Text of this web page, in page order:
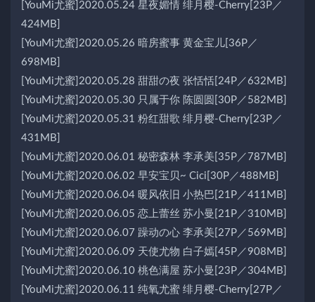
[YouMi尤蜜]2020.05.24 星夜媚情 绯月樱-Cherry[23P／
424MB]
[YouMi尤蜜]2020.05.26 暗房蜜事 黄金宝儿[36P／
698MB]
[YouMi尤蜜]2020.05.28 甜甜の夜 张恬恬[24P／632MB]
[YouMi尤蜜]2020.05.30 只属于你 陈圆圆[30P／582MB]
[YouMi尤蜜]2020.05.31 粉红甜歌 绯月樱-Cherry[23P／
431MB]
[YouMi尤蜜]2020.06.01 秘密森林 李承美[35P／787MB]
[YouMi尤蜜]2020.06.02 早安宝贝~ Cici[30P／488MB]
[YouMi尤蜜]2020.06.04 暖风依旧 小热巴[21P／411MB]
[YouMi尤蜜]2020.06.05 恋上蕾丝 苏小曼[21P／310MB]
[YouMi尤蜜]2020.06.07 躁动の心 李承美[27P／569MB]
[YouMi尤蜜]2020.06.09 天使尤物 白子嫣[45P／908MB]
[YouMi尤蜜]2020.06.10 桃色满屋 苏小曼[23P／304MB]
[YouMi尤蜜]2020.06.11 纯氧尤蜜 绯月樱-Cherry[27P／